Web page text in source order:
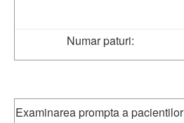
Numar paturi:
Examinarea prompta a pacientilor